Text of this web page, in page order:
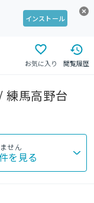
インストール
お気に入り 閲覧履歴
練馬高野台
せん
を見る